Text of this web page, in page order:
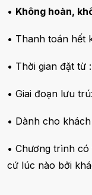
• Không hoàn,
• Thanh toán hết
• Thời gian đặt từ
• Giai đoạn lưu
• Dành cho
• Chương trình
cứ lúc nào bởi